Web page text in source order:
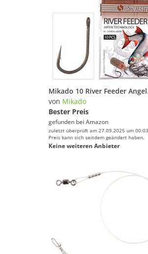
Mikado
von Mikado
Bester Preis
gefunden bei Amazon
zuletzt überprüft am 27.09.2025 um
Preis kann sich seitdem geändert haben.
Keine weiteren Anbieter